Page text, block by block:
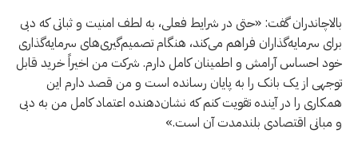
بالاچاندران گفت: «حتی در شرایط فعلی، به لطف امنیت و ثباتی که دبی
برای سرمایه‌گذاران فراهم می‌کند، هنگام تصمیم‌گیری‌های سرمایه‌گذاری
خود احساس آرامش و اطمینان کامل دارم. شرکت من اخیراً خرید قابل
توجهی از یک بانک را به پایان رسانده است و من قصد دارم این
همکاری را در آینده تقویت کنم که نشان‌دهنده اعتماد کامل من به دبی
و مبانی اقتصادی بلندمدت آن است.»